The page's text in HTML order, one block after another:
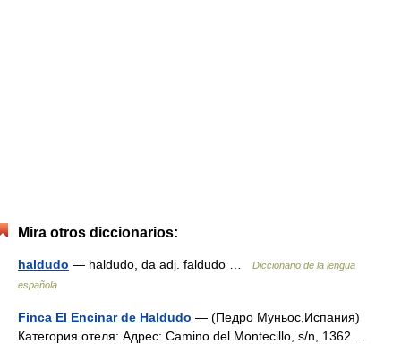
Mira otros diccionarios:
haldudo — haldudo, da adj. faldudo …
Diccionario de la lengua
española
Finca El Encinar de Haldudo — (Педро Муньос,Испания)
Категория отеля: Адрес: Camino del Montecillo, s/n, 1362 …